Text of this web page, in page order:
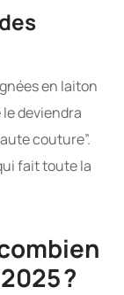
en laiton
deviendra
couture”.
fait toute la
?